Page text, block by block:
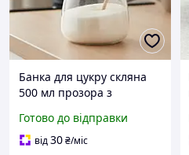
Банка для цукру скляна
500 мл прозора з
Ardesto Midori
Готово до відправки
від30₴/міс